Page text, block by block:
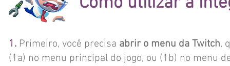
1. Primeiro, você precisa abrir o menu da Twitch,
(1a) no menu principal do jogo, ou (1b) no menu